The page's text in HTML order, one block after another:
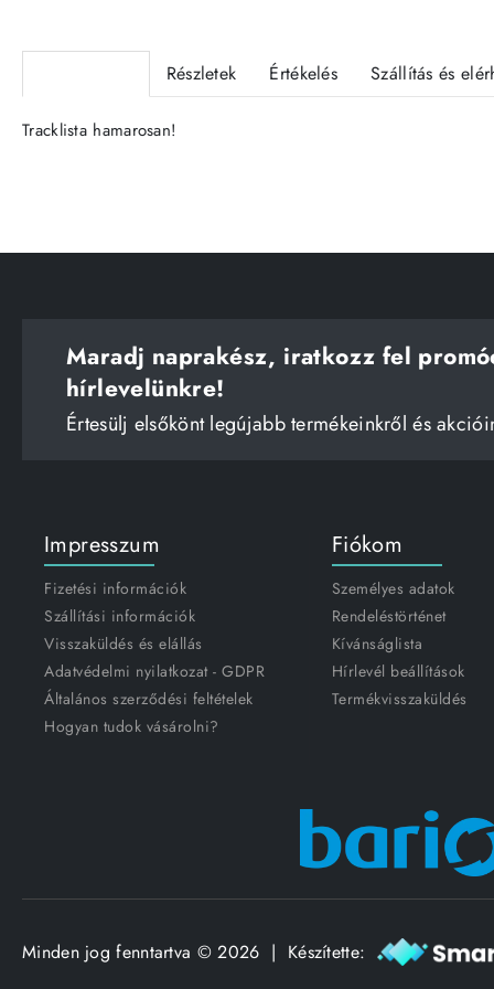
Részletek Értékelés Szállítás és
Tracklista hamarosan!
Maradj naprakész, iratkozz fel
hírlevelünkre!
Értesülj elsőkönt legújabb termékeinkről és
Impresszum
Fizetési információk
Szállítási információk
Visszaküldés és elállás
Adatvédelmi nyilatkozat - GDPR
Általános szerződési feltételek
Hogyan tudok vásárolni?
Fiókom
Személyes adatok
Rendeléstörténet
Kívánságlista
Hírlevél beállítások
Termékvisszaküldés
Minden jog fenntartva © 2026 | Készítette: